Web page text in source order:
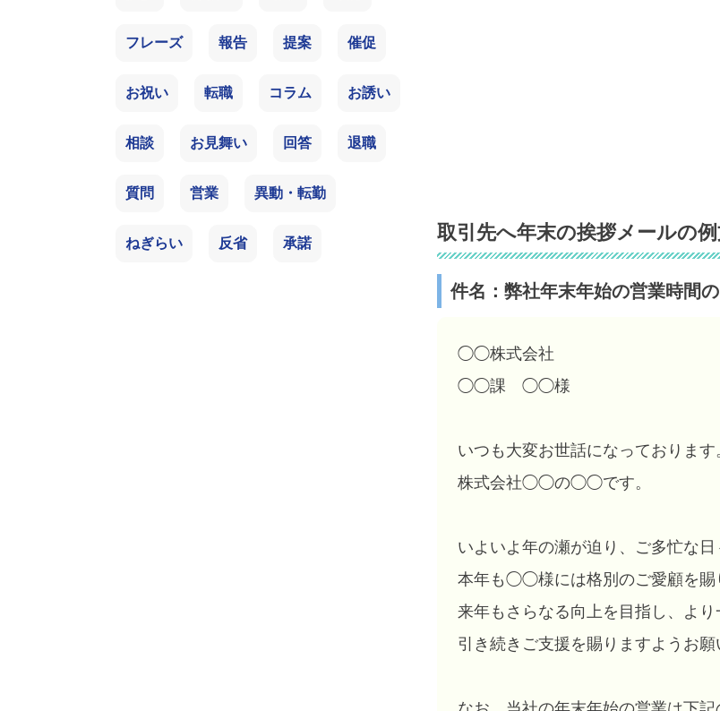
取引先へ年末の挨拶メールの
件名：弊社年末年始の営業時間
◯◯株式会社
◯◯課 ◯◯様
いつも大変お世話になっております
株式会社◯◯の◯◯です。
いよいよ年の瀬が迫り、ご多忙な日
本年も◯◯様には格別のご愛顧を賜
来年もさらなる向上を目指し、よ
引き続きご支援を賜りますようお願
フレーズ 報告 提案 催促
お祝い 転職 コラム お誘い
相談 お見舞い 回答 退職
質問 営業 異動・転勤
ねぎらい 反省 承諾